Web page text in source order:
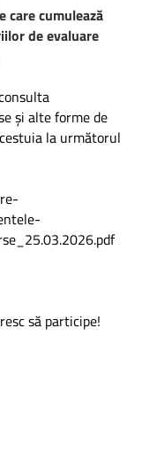
care cumulează
de evaluare
și alte forme de
la următorul
să participe!